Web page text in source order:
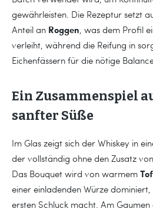
gewährleisten. Die Rezeptur setzt
Anteil an Roggen , was dem Profil
verleiht, während die Reifung in
Eichenfässern für die nötige
Ein Zusammenspiel
sanfter Süße
Im Glas zeigt sich der Whiskey in
der vollständig ohne den Zusatz
Das Bouquet wird von warmem
einer einladenden Würze
ersten Schluck macht. Am